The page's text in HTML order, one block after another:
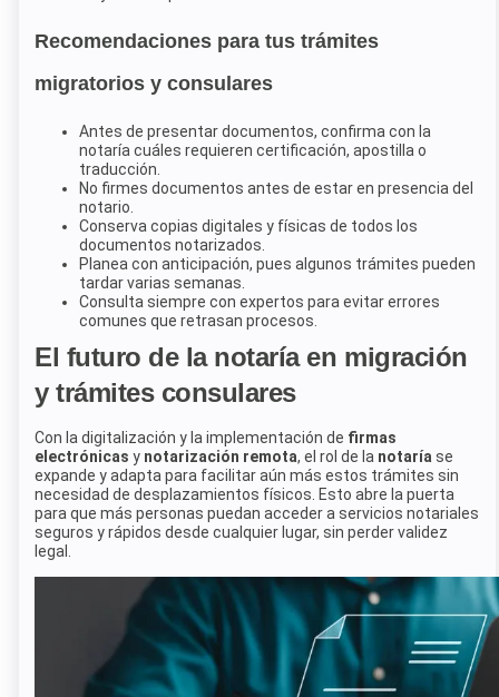
Recomendaciones para tus trámites
migratorios y consulares
Antes de presentar documentos, confirma con la
notaría cuáles requieren certificación, apostilla o
traducción.
No firmes documentos antes de estar en presencia del
notario.
Conserva copias digitales y físicas de todos los
documentos notarizados.
Planea con anticipación, pues algunos trámites pueden
tardar varias semanas.
Consulta siempre con expertos para evitar errores
comunes que retrasan procesos.
El futuro de la notaría en migración
y trámites consulares
Con la digitalización y la implementación de firmas
electrónicas y notarización remota, el rol de la notaría se
expande y adapta para facilitar aún más estos trámites sin
necesidad de desplazamientos físicos. Esto abre la puerta
para que más personas puedan acceder a servicios notariales
seguros y rápidos desde cualquier lugar, sin perder validez
legal.